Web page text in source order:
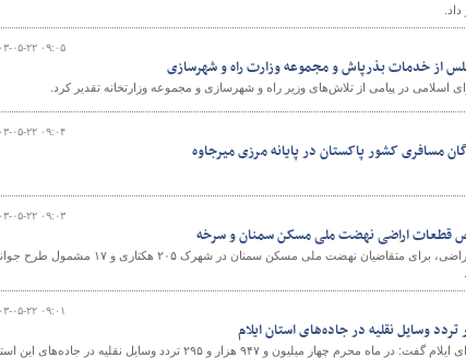
۱۴۰۳-۰۵-۲۲
از خدمات بذرپاش و مجموعه وزارت راه و شهرسازی
در پیامی از تلاش‌های وزیر راه و شهرسازی و مجموعه وزارتخانه تقدیر کرد.
۱۴۰۳-۰۵-۲۲
مسافری کشور پاکستان در پایانه مرزی میرجاوه
۱۴۰۳-۰۵-۲۲
قطعات اراضی نهضت ملی مسکن سمنان و سرخه
جلسه قرعه‌کشی تخصیص قطعات اراضی، برای متقاضیان نهضت ملی مسکن سمنان در شهرک ۲۰۵ هکتاری و ۱۷
۱۴۰۳-۰۵-۲۲
مدیرکل راهداری و حمل و نقل جاده‌ای ایلام گفت: در ماه محرم چهار میلیون و ۹۴۷ هزار و ۲۹۵ تردد وسایل نقلیه در جاده‌های